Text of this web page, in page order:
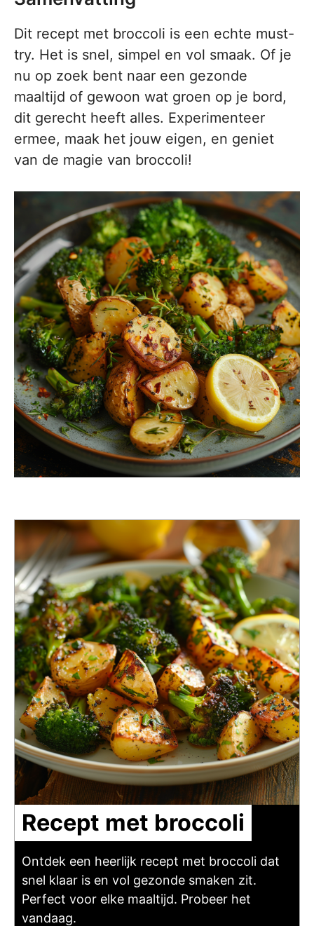
Dit recept met broccoli is een echte must-
try. Het is snel, simpel en vol smaak. Of je
nu op zoek bent naar een gezonde
maaltijd of gewoon wat groen op je bord,
dit gerecht heeft alles. Experimenteer
ermee, maak het jouw eigen, en geniet
van de magie van broccoli!
Recept met broccoli
Ontdek een heerlijk recept met broccoli dat
snel klaar is en vol gezonde smaken zit.
Perfect voor elke maaltijd. Probeer het
vandaag.